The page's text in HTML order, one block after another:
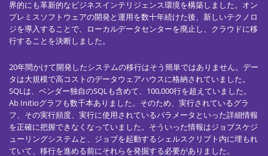
界的にも革新的なビジネスインテリジェンス環境を構築しました。オン
プレミスソフトウェアの開発と運用を数十年続けた後、新しいテクノロ
ジを導入することで、ローカルデータセンターを廃止し、クラウドに移
行することを決断しました。
20年間かけて開発したシステムの移行はそう簡単ではありません。デー
タは大規模で高コストのデータウェアハウスに格納されていました。
SQLは、ベンダー独自のSQLも含めて、100,000行を超えていました。
Ab Initioグラフも数千本ありました。そのため、実行されているグラ
フ、その実行頻度、実行に使用されているパラメータといった詳細情報
を正確に把握できなくなっていました。そういった情報はジョブスケジ
ューリングシステムと、ジョブを起動するシェルスクリプト内に埋もれ
ていて、移行を進める前にそれらを発掘する必要がありました。